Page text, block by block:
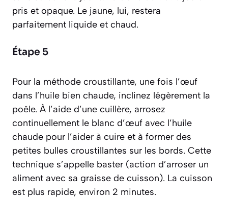
pris et opaque. Le jaune, lui, restera
parfaitement liquide et chaud.
Étape 5
Pour la méthode croustillante, une fois l’œuf
dans l’huile bien chaude, inclinez légèrement la
poêle. À l’aide d’une cuillère, arrosez
continuellement le blanc d’œuf avec l’huile
chaude pour l’aider à cuire et à former des
petites bulles croustillantes sur les bords. Cette
technique s’appelle baster (action d’arroser un
aliment avec sa graisse de cuisson). La cuisson
est plus rapide, environ 2 minutes.